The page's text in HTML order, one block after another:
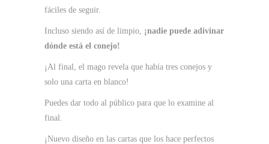
fáciles de seguir.
Incluso siendo así de limpio, ¡nadie puede adivinar
dónde está el conejo!
¡Al final, el mago revela que había tres conejos y
solo una carta en blanco!
Puedes dar todo al público para que lo examine al
final.
¡Nuevo diseño en las cartas que los hace perfectos